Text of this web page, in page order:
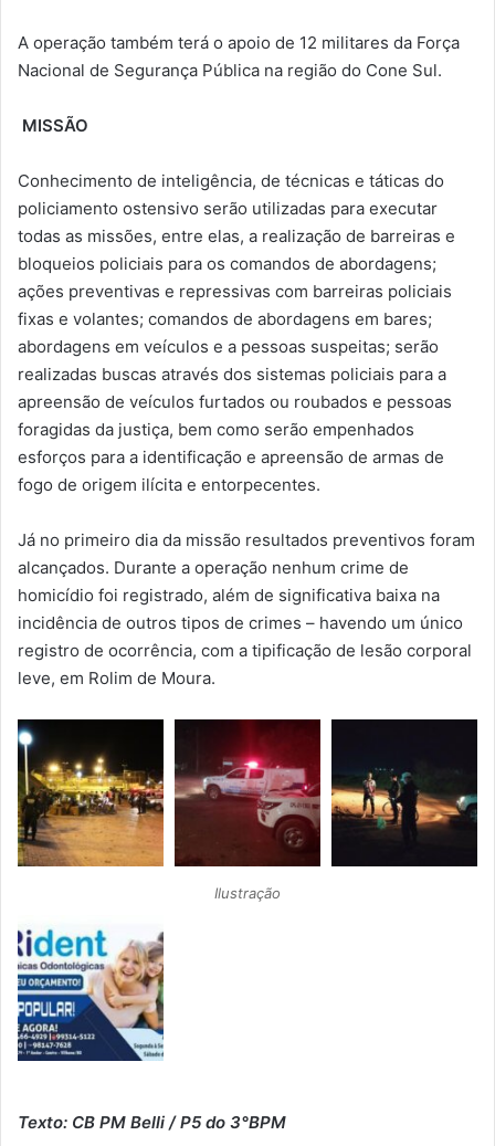
A operação também terá o apoio de 12 militares da Força
Nacional de Segurança Pública na região do Cone Sul.
MISSÃO
Conhecimento de inteligência, de técnicas e táticas do
policiamento ostensivo serão utilizadas para executar
todas as missões, entre elas, a realização de barreiras e
bloqueios policiais para os comandos de abordagens;
ações preventivas e repressivas com barreiras policiais
fixas e volantes; comandos de abordagens em bares;
abordagens em veículos e a pessoas suspeitas; serão
realizadas buscas através dos sistemas policiais para a
apreensão de veículos furtados ou roubados e pessoas
foragidas da justiça, bem como serão empenhados
esforços para a identificação e apreensão de armas de
fogo de origem ilícita e entorpecentes.
Já no primeiro dia da missão resultados preventivos foram
alcançados. Durante a operação nenhum crime de
homicídio foi registrado, além de significativa baixa na
incidência de outros tipos de crimes – havendo um único
registro de ocorrência, com a tipificação de lesão corporal
leve, em Rolim de Moura.
Ilustração
Texto: CB PM Belli / P5 do 3°BPM